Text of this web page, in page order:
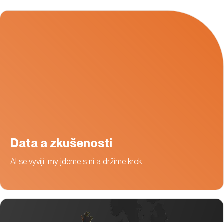
Data a zkušenosti
AI se vyvíjí, my jdeme s ní a držíme krok.